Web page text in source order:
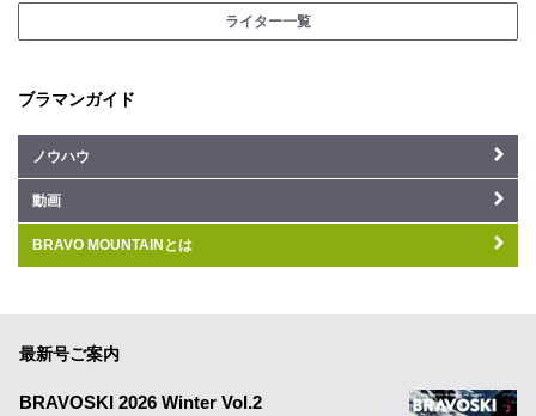
ライター一覧
ブラマンガイド
ノウハウ
動画
BRAVO MOUNTAINとは
最新号ご案内
BRAVOSKI 2026 Winter Vol.2